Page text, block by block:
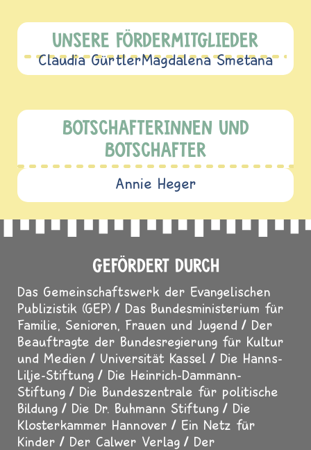
UNSERE FÖRDERMITGLIEDER
Claudia GürtlerMagdalena Smetana
BOTSCHAFTERINNEN UND
BOTSCHAFTER
Annie Heger
GEFÖRDERT DURCH
Das Gemeinschaftswerk der Evangelischen
Publizistik (GEP)
Das Bundesministerium für
Familie, Senioren, Frauen und Jugend
Der
Beauftragte der Bundesregierung für Kultur
und Medien
Universität Kassel
Die Hanns-
Lilje-Stiftung
Die Heinrich-Dammann-
Stiftung
Die Bundeszentrale für politische
Bildung
Die Dr. Buhmann Stiftung
Die
Klosterkammer Hannover
Ein Netz für
Kinder
Der Calwer Verlag
Der